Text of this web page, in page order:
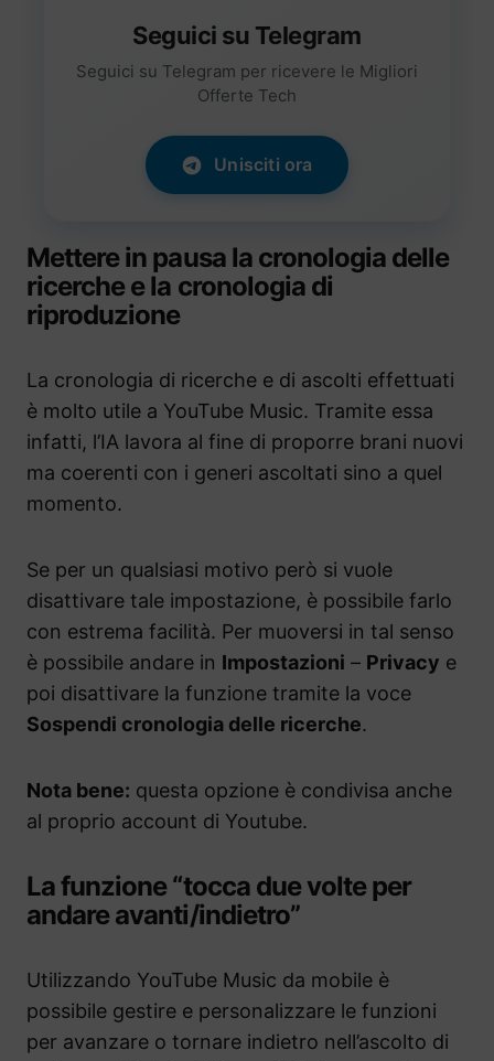
Seguici su Telegram
Seguici su Telegram per ricevere le Migliori
Offerte Tech
Unisciti ora
Mettere in pausa la cronologia delle
ricerche e la cronologia di
riproduzione
La cronologia di ricerche e di ascolti effettuati
è molto utile a YouTube Music. Tramite essa
infatti, l’IA lavora al fine di proporre brani nuovi
ma coerenti con i generi ascoltati sino a quel
momento.
Se per un qualsiasi motivo però si vuole
disattivare tale impostazione, è possibile farlo
con estrema facilità. Per muoversi in tal senso
è possibile andare in Impostazioni – Privacy e
poi disattivare la funzione tramite la voce
Sospendi cronologia delle ricerche.
Nota bene: questa opzione è condivisa anche
al proprio account di Youtube.
La funzione “tocca due volte per
andare avanti/indietro”
Utilizzando YouTube Music da mobile è
possibile gestire e personalizzare le funzioni
per avanzare o tornare indietro nell’ascolto di